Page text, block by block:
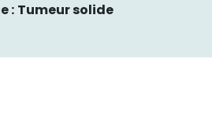
: Tumeur solide